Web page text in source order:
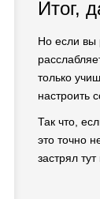
Итог,
Но если вы
только
настроить
Так что,
это точно
застрял